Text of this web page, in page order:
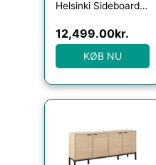
Helsinki Sideboard i egetræ B200 cm – Sort
12,499.00kr.
KØB NU